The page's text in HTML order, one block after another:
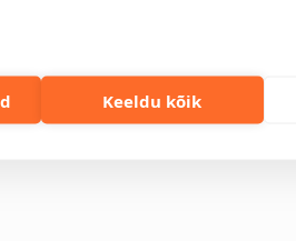
Keeldu kõik
Privaatsuspoliitika